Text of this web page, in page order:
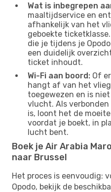
Wat is inbegrepen
maaltijdservice en
afhankelijk van het
geboekte
die je tijdens je
een duidelijk
ticket inhoudt.
Wi-Fi aan boord: Of
hangt af van het
toegewezen en is
vlucht. Als
is, loont het de
voordat je boekt, in
lucht bent.
Boek je Air Arabia
naar Brussel
Het proces is eenvoudig:
Opodo, bekijk de